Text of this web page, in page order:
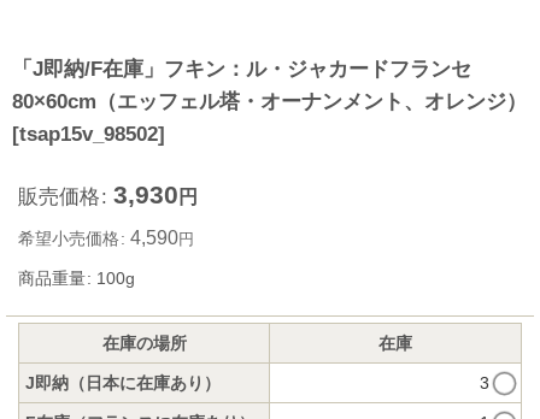
「J即納/F在庫」フキン：ル・ジャカードフランセ
80×60cm（エッフェル塔・オーナンメント、オレンジ）
[tsap15v_98502]
販売価格: 3,930 円
希望小売価格: 4,590円
商品重量: 100g
在庫の場所 在庫
J即納（日本に在庫あり） 3